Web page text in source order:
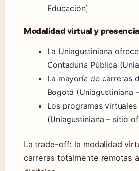
Educación)
Modalidad virtual y
La Uniagustiniana ofrece
Contaduría Pública
La mayoría de carreras
Bogotá (Uniagustiniana
Los programas
(Uniagustiniana – sitio
La trade-off: la modalidad
carreras totalmente remotas